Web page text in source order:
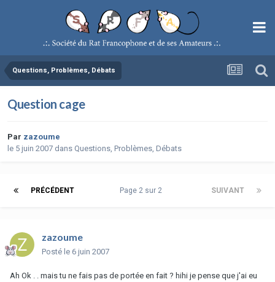
Questions, Problèmes, Débats
Question cage
Par zazoume
le 5 juin 2007 dans Questions, Problèmes, Débats
PRÉCÉDENT SUIVANT
Page 2 sur 2
zazoume
Posté le 6 juin 2007
Ah Ok . . mais tu ne fais pas de portée en fait ? hihi je pense que j'ai eu